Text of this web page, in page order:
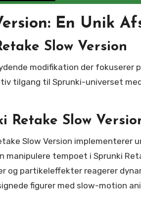
En Unik
Slow Version
tilgang til Sprunki-universet
Retake Slow
Slow Version
manipulere tempoet i Sprunki
og partikeleffekter reagerer
figurer med slow-motion